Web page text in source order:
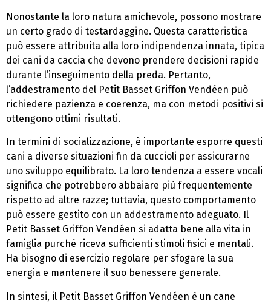
Nonostante la loro natura amichevole, possono mostrare
un certo grado di testardaggine. Questa caratteristica
può essere attribuita alla loro indipendenza innata, tipica
dei cani da caccia che devono prendere decisioni rapide
durante l’inseguimento della preda. Pertanto,
l’addestramento del Petit Basset Griffon Vendéen può
richiedere pazienza e coerenza, ma con metodi positivi si
ottengono ottimi risultati.
In termini di socializzazione, è importante esporre questi
cani a diverse situazioni fin da cuccioli per assicurarne
uno sviluppo equilibrato. La loro tendenza a essere vocali
significa che potrebbero abbaiare più frequentemente
rispetto ad altre razze; tuttavia, questo comportamento
può essere gestito con un addestramento adeguato. Il
Petit Basset Griffon Vendéen si adatta bene alla vita in
famiglia purché riceva sufficienti stimoli fisici e mentali.
Ha bisogno di esercizio regolare per sfogare la sua
energia e mantenere il suo benessere generale.
In sintesi, il Petit Basset Griffon Vendéen è un cane